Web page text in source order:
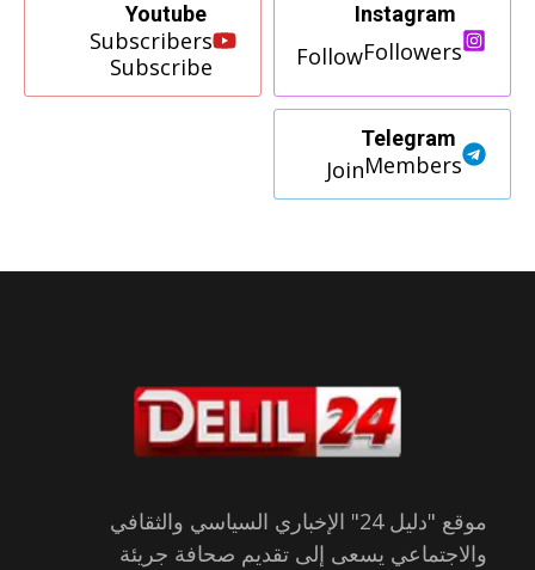
Instagram
Followers
Follow
Youtube
Subscribers
Subscribe
Telegram
Members
Join
موقع "دليل 24" الإخباري السياسي والثقافي
والاجتماعي يسعى إلى تقديم صحافة جريئة